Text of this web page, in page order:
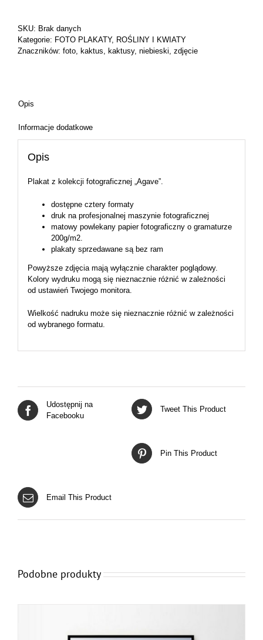
SKU: Brak danych
Kategorie: FOTO PLAKATY, ROŚLINY I KWIATY
Znaczników: foto, kaktus, kaktusy, niebieski, zdjęcie
Opis
Informacje dodatkowe
Opis
Plakat z kolekcji fotograficznej „Agave”.
dostępne cztery formaty
druk na profesjonalnej maszynie fotograficznej
matowy powlekany papier fotograficzny o gramaturze
200g/m2.
plakaty sprzedawane są bez ram
Powyższe zdjęcia mają wyłącznie charakter poglądowy.
Kolory wydruku mogą się nieznacznie różnić w zależności
od ustawień Twojego monitora.
Wielkość nadruku może się nieznacznie różnić w zależności
od wybranego formatu.
Udostępnij na
Facebooku
Tweet This Product
Pin This Product
Email This Product
Podobne produkty